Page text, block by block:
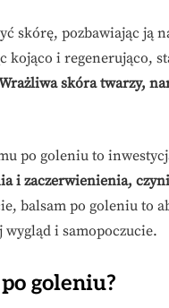
skórę, pozbawiając ją
kojąco i regenerująco,
skóra twarzy,
po goleniu to
i zaczerwienienia,
balsam po goleniu to
wygląd i samopoczucie.
goleniu?